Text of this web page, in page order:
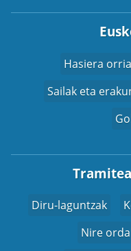
Hasiera orria
Sailak eta
Diru-laguntzak
Nire